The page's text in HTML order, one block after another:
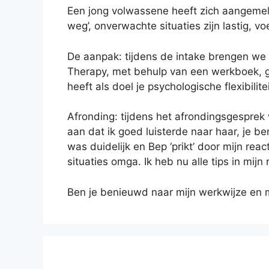
Een jong volwassene heeft zich
weg’, onverwachte situaties zijn lastig,
De aanpak: tijdens de intake brengen
Therapy, met behulp van een werkboek,
heeft als doel je psychologische
Afronding: tijdens het
aan dat ik goed luisterde naar haar, je
was duidelijk en Bep ‘prikt’ door mijn
situaties omga. Ik heb nu alle tips in mijn
Ben je benieuwd naar mijn werkwijze en